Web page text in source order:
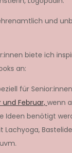
und
biete ich
an:
für Senior:innen
Februar, wenn
Ideen benötigt
Lachyoga,